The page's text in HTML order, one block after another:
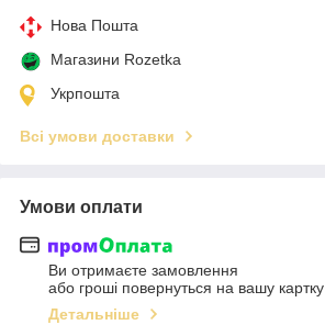
Нова Пошта
Магазини Rozetka
Укрпошта
Всі умови доставки
Умови оплати
Ви отримаєте замовлення
або гроші повернуться на вашу картку
Детальніше